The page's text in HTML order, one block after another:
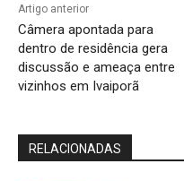
Artigo anterior
Câmera apontada para
dentro de residência gera
discussão e ameaça entre
vizinhos em Ivaiporã
RELACIONADAS